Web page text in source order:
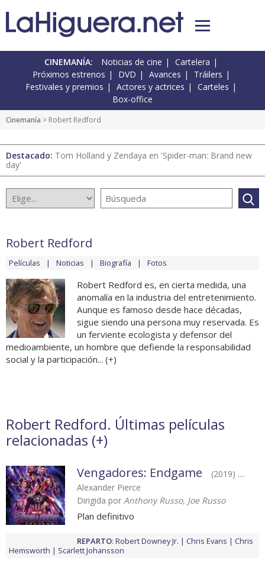
CINEMANÍA: Noticias de cine
Cartelera
Próximos estrenos
DVD Avances
Tráilers
Festivales y premios
Actores y actrices
Carteles
Box-office
Cinemanía > Robert Redford
Destacado: Tom Holland y Zendaya en 'Spider-man: Brand new
day'
Robert Redford
Películas Noticias Biografía Fotos
Robert Redford es, en cierta medida, una
anomalía en la industria del entretenimiento.
Aunque es famoso desde hace décadas,
sigue siendo una persona muy reservada. Es
un ferviente ecologista y defensor del
medioambiente, un hombre que defiende la responsabilidad
social y la participación... (+)
Robert Redford. Últimas películas
relacionadas (+)
Vengadores: Endgame
(2019) ....
Alexander Pierce
Dirigida por Anthony Russo, Joe Russo
Plan definitivo
REPARTO: Robert Downey Jr. Chris Evans
Chris
Hemsworth
Scarlett Johansson